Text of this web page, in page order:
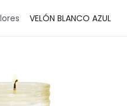
VELÓN BLANCO AZUL